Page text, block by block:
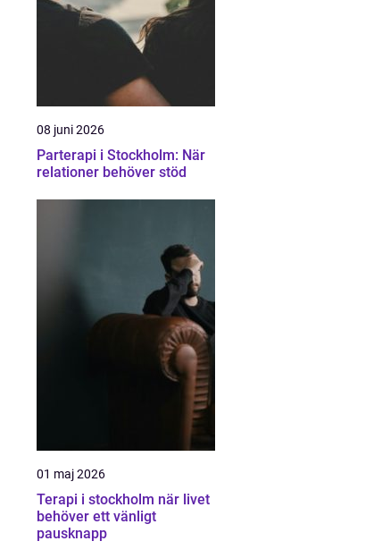
08 juni 2026
Parterapi i Stockholm: När
relationer behöver stöd
01 maj 2026
Terapi i stockholm när livet
behöver ett vänligt
pausknapp